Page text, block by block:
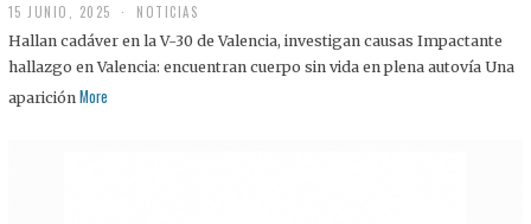
15 JUNIO, 2025 NOTICIAS
Hallan cadáver en la V-30 de Valencia, investigan causas Impactante
hallazgo en Valencia: encuentran cuerpo sin vida en plena autovía Una
aparición More